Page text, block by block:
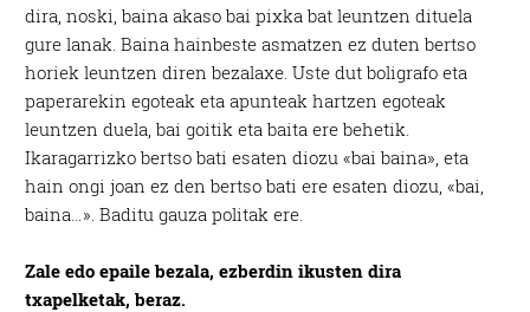
dira, noski, baina akaso bai pixka bat leuntzen dituela
gure lanak. Baina hainbeste asmatzen ez duten bertso
horiek leuntzen diren bezalaxe. Uste dut boligrafo eta
paperarekin egoteak eta apunteak hartzen egoteak
leuntzen duela, bai goitik eta baita ere behetik.
Ikaragarrizko bertso bati esaten diozu «bai baina», eta
hain ongi joan ez den bertso bati ere esaten diozu, «bai,
baina…». Baditu gauza politak ere.
Zale edo epaile bezala, ezberdin ikusten dira
txapelketak, beraz.